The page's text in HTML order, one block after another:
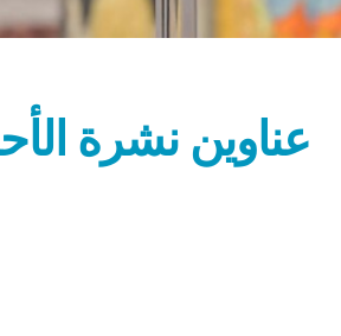
عناوين نشرة الأحد 4 نيسان 2021: لا